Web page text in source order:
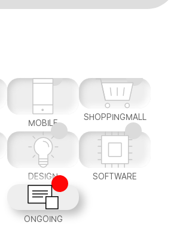
MOBILE
SHOPPINGMALL
DESIGN
SOFTWARE
ONGOING